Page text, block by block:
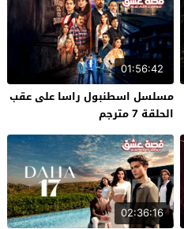
01:56:42
مسلسل اسطنبول راسا على عقب
الحلقة 7 مترجم
02:36:16